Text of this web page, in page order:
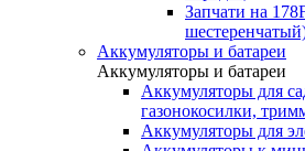
Запчати на
Аккумуляторы и батареи
Аккумуляторы и батареи
Аккумуляторы для
газонокосилки,
Аккумуляторы для